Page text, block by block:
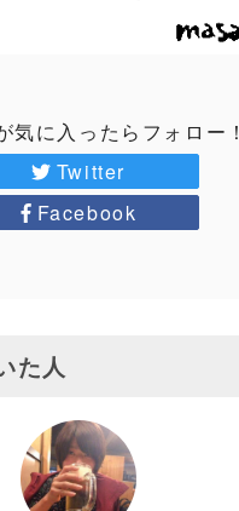
気に入ったらフォロー！
Twitter
Facebook
た人